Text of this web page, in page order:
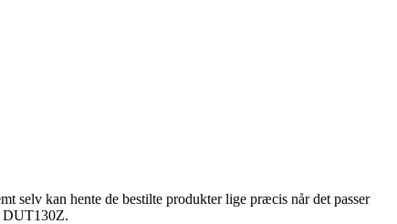
selv kan hente de bestilte produkter lige præcis når det passer
DUT130Z.